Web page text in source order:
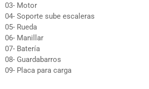
03- Motor
04- Soporte sube escaleras
05- Rueda
06- Manillar
07- Batería
08- Guardabarros
09- Placa para carga